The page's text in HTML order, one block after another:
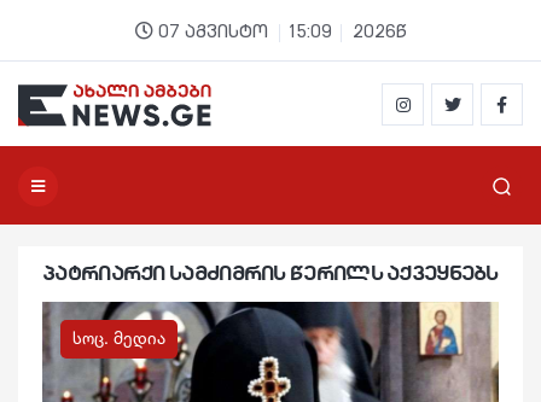
07 აგვისტო 15:09 2026წ
პატრიარქი სამძიმრის წერილს აქვეყნებს
სოც. მედია